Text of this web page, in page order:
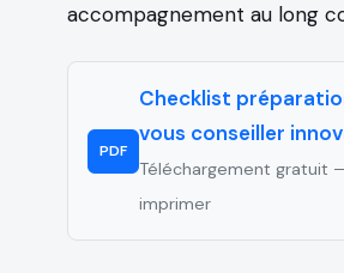
accompagnement au long
PDF
Checklist
vous conseiller
Téléchargement gratuit
imprimer